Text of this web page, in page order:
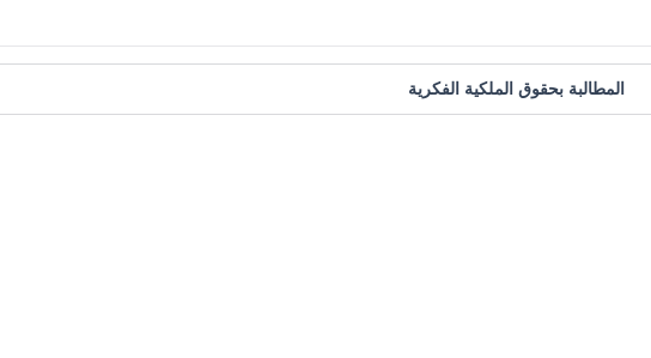
المطالبة بحقوق الملكية الفكرية